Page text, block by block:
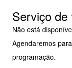
Serviço
Não está
Agendaremos
programação.